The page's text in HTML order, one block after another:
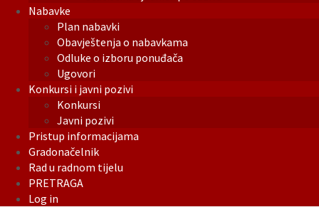
Nabavke
Plan nabavki
Obavještenja o nabavkama
Odluke o izboru ponuđača
Ugovori
Konkursi i javni pozivi
Konkursi
Javni pozivi
Pristup informacijama
Gradonačelnik
Rad u radnom tijelu
PRETRAGA
Log in